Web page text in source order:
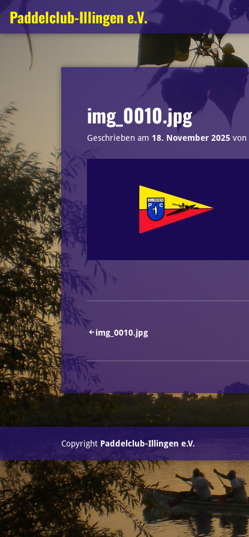
Inhalt
springen
Paddelclub-Illingen e.V.
img_0010.jpg
Geschrieben am18. November 2025 von
Beitragsnavigation
img_0010.jpg
Copyright Paddelclub-Illingen e.V.